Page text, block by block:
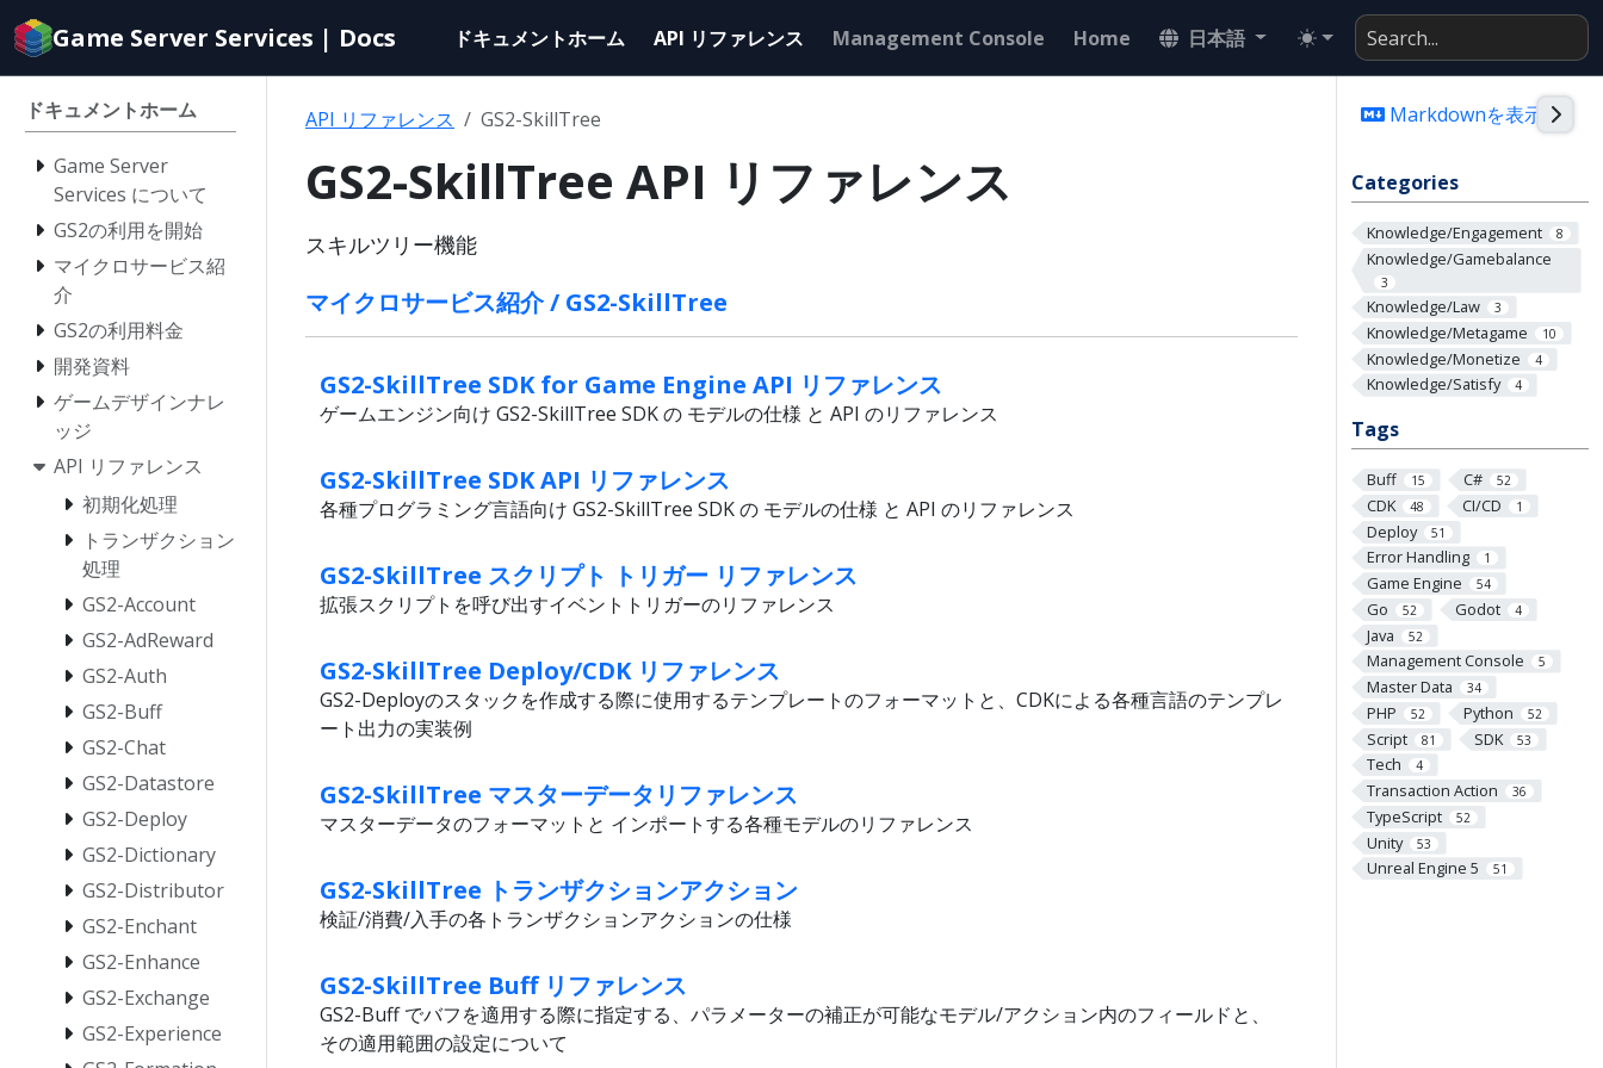
Documentation
index
for
agents
Game Server Services | Docs ドキュメントホーム API リファレンス Management Console Home 日本語
ドキュメントホーム
Game Server
Services について
GS2の利用を開始
マイクロサービス紹
介
GS2の利用料金
開発資料
ゲームデザインナレ
ッジ
API リファレンス
初期化処理
トランザクション
処理
GS2-Account
GS2-AdReward
GS2-Auth
GS2-Buff
GS2-Chat
GS2-Datastore
GS2-Deploy
GS2-Dictionary
GS2-Distributor
GS2-Enchant
GS2-Enhance
GS2-Exchange
GS2-Experience
Markdownを表示
Categories
Knowledge/Engagement 8
Knowledge/Gamebalance
3
Knowledge/Law 3
Knowledge/Metagame 10
Knowledge/Monetize 4
Knowledge/Satisfy 4
Tags
Buff 15 C# 52
CDK 48 CI/CD 1
Deploy 51
Error Handling 1
Game Engine 54
Go 52 Godot 4
Java 52
Management Console 5
Master Data 34
PHP 52 Python 52
Script 81 SDK 53
Tech 4
Transaction Action 36
TypeScript 52
Unity 53
Unreal Engine 5 51
API リファレンス GS2-SkillTree
GS2-SkillTree API リファレンス
スキルツリー機能
マイクロサービス紹介 / GS2-SkillTree
GS2-SkillTree SDK for Game Engine API リファレンス
ゲームエンジン向け GS2-SkillTree SDK の モデルの仕様 と API のリファレンス
GS2-SkillTree SDK API リファレンス
各種プログラミング言語向け GS2-SkillTree SDK の モデルの仕様 と API のリファレンス
GS2-SkillTree スクリプト トリガー リファレンス
拡張スクリプトを呼び出すイベントトリガーのリファレンス
GS2-SkillTree Deploy/CDK リファレンス
GS2-Deployのスタックを作成する際に使用するテンプレートのフォーマットと、CDKによる各種言語のテンプレ
ート出力の実装例
GS2-SkillTree マスターデータリファレンス
マスターデータのフォーマットと インポートする各種モデルのリファレンス
GS2-SkillTree トランザクションアクション
検証/消費/入手の各トランザクションアクションの仕様
GS2-SkillTree Buff リファレンス
GS2-Buff でバフを適用する際に指定する、パラメーターの補正が可能なモデル/アクション内のフィールドと、
その適用範囲の設定について